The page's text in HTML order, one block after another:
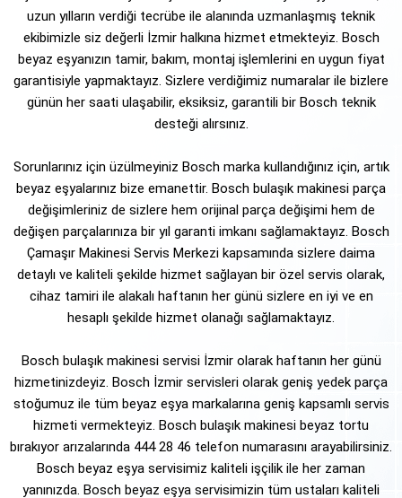
uzun yılların verdiği tecrübe ile alanında uzmanlaşmış teknik
ekibimizle siz değerli İzmir halkına hizmet etmekteyiz. Bosch
beyaz eşyanızın tamir, bakım, montaj işlemlerini en uygun fiyat
garantisiyle yapmaktayız. Sizlere verdiğimiz numaralar ile bizlere
günün her saati ulaşabilir, eksiksiz, garantili bir Bosch teknik
desteği alırsınız.
Sorunlarınız için üzülmeyiniz Bosch marka kullandığınız için, artık
beyaz eşyalarınız bize emanettir. Bosch bulaşık makinesi parça
değişimleriniz de sizlere hem orijinal parça değişimi hem de
değişen parçalarınıza bir yıl garanti imkanı sağlamaktayız. Bosch
Çamaşır Makinesi Servis Merkezi kapsamında sizlere daima
detaylı ve kaliteli şekilde hizmet sağlayan bir özel servis olarak,
cihaz tamiri ile alakalı haftanın her günü sizlere en iyi ve en
hesaplı şekilde hizmet olanağı sağlamaktayız.
Bosch bulaşık makinesi servisi İzmir olarak haftanın her günü
hizmetinizdeyiz. Bosch İzmir servisleri olarak geniş yedek parça
stoğumuz ile tüm beyaz eşya markalarına geniş kapsamlı servis
hizmeti vermekteyiz. Bosch bulaşık makinesi beyaz tortu
bırakıyor arızalarında 444 28 46 telefon numarasını arayabilirsiniz.
Bosch beyaz eşya servisimiz kaliteli işçilik ile her zaman
yanınızda. Bosch beyaz eşya servisimizin tüm ustaları kaliteli